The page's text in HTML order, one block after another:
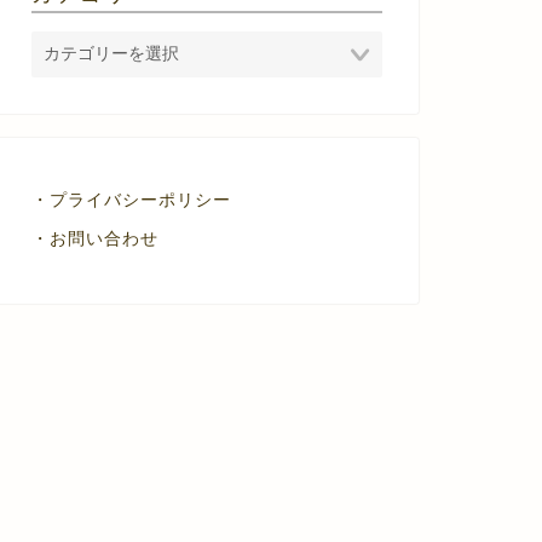
・プライバシーポリシー
・お問い合わせ